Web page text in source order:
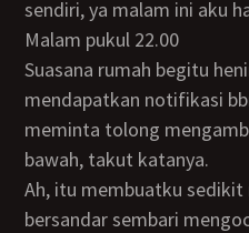
sendiri, ya malam ini aku
Malam pukul 22.00
Suasana rumah begitu hening, sampai aku
mendapatkan notifikasi
meminta tolong
bawah, takut katanya.
Ah, itu membuatku sedikit mager dengan posisi pw
bersandar sembari